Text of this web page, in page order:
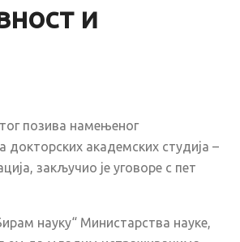
и
позива намењеног
академских студија –
закључио је уговоре с пет
науку“ Министарства науке,